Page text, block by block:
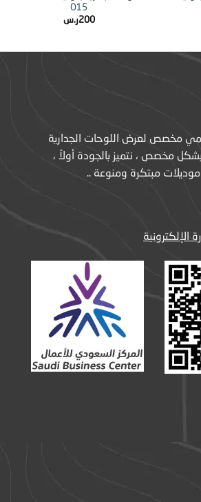
O15
200ر.س
مخصص لعرض اللوحات الجدارية
بشكل مخصص ، نتميز بالجودة أولاً ،
مبتكرة ومنوعة ..
الإلكترونية